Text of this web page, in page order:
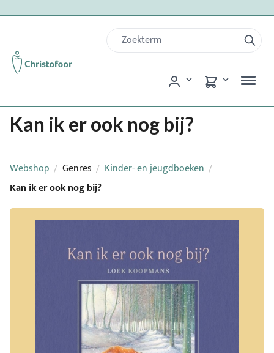
Kan ik er ook nog bij?
Webshop / Genres / Kinder- en jeugdboeken /
Kan ik er ook nog bij?